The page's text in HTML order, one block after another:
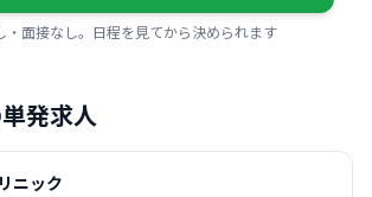
・面接なし。日程を見てから決められます
発求人
ニック